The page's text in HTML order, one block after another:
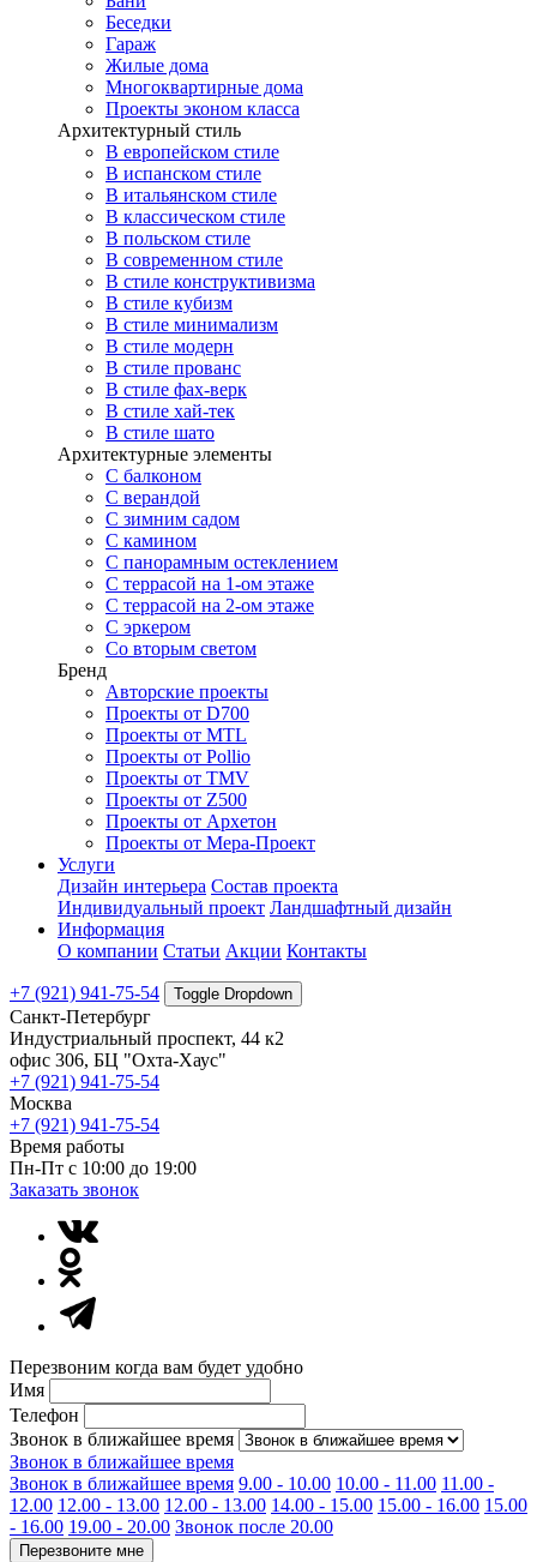
Беседки
Гараж
Жилые дома
Многоквартирные дома
Проекты эконом класса
Архитектурный стиль
В европейском стиле
В испанском стиле
В итальянском стиле
В классическом стиле
В польском стиле
В современном стиле
В стиле конструктивизма
В стиле кубизм
В стиле минимализм
В стиле модерн
В стиле прованс
В стиле фах-верк
В стиле хай-тек
В стиле шато
Архитектурные элементы
С балконом
С верандой
С зимним садом
С камином
С панорамным остеклением
С террасой на 1-ом этаже
С террасой на 2-ом этаже
С эркером
Со вторым светом
Бренд
Авторские проекты
Проекты от D700
Проекты от MTL
Проекты от Pollio
Проекты от TMV
Проекты от Z500
Проекты от Архетон
Проекты от Мера-Проект
Услуги
Дизайн интерьера Состав проекта
Индивидуальный проект Ландшафтный дизайн
Информация
О компании Статьи Акции Контакты
+7 (921) 941-75-54 Toggle Dropdown
Санкт-Петербург
Индустриальный проспект, 44 к2
офис 306, БЦ "Охта-Хаус"
+7 (921) 941-75-54
Москва
+7 (921) 941-75-54
Время работы
Пн-Пт с 10:00 до 19:00
Заказать звонок
Перезвоним когда вам будет удобно
Имя
Телефон
Звонок в ближайшее время
Звонок в ближайшее время
Звонок в ближайшее время 9.00 - 10.00 10.00 - 11.00 11.00 -
12.00 12.00 - 13.00 12.00 - 13.00 14.00 - 15.00 15.00 - 16.00 15.00
- 16.00 19.00 - 20.00 Звонок после 20.00
Перезвоните мне